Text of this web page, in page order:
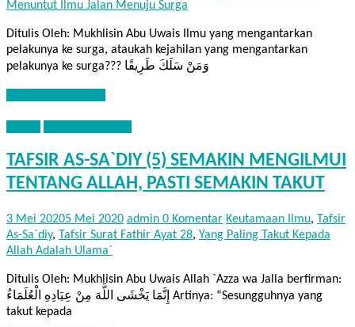
Menuntut Ilmu Jalan Menuju Surga
Ditulis Oleh: Mukhlisin Abu Uwais Ilmu yang mengantarkan
pelakunya ke surga, ataukah kejahilan yang mengantarkan
pelakunya ke surga??? وَمَنْ سَلَكَ طَرِيقًا
TAFSIR AS-SA`DIY (5) SEMAKIN MENGILMUI
TENTANG ALLAH, PASTI SEMAKIN TAKUT
3 Mei 20205 Mei 2020 admin 0 Komentar Keutamaan Ilmu, Tafsir
As-Sa`diy, Tafsir Surat Fathir Ayat 28, Yang Paling Takut Kepada
Allah Adalah Ulama`
Ditulis Oleh: Mukhlisin Abu Uwais Allah `Azza wa Jalla berfirman:
إِنَّمَا يَخْشَى اللَّهَ مِنْ عِبَادِهِ الْعُلَمَاءُ Artinya: “Sesungguhnya yang
takut kepada